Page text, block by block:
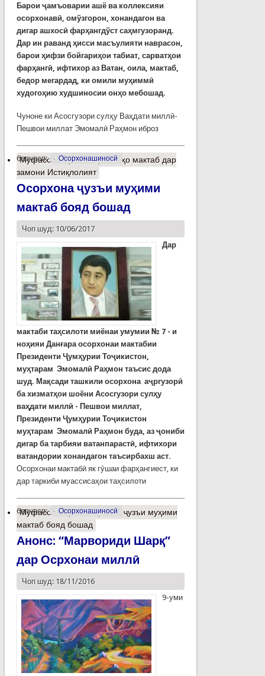
Барои ҷамъоварии ашё ва коллексияи
осорхонавӣ, омўзгорон, хонандагон ва
дигар ашхосӣ фарҳангдўст саҳмгузоранд.
Дар ин раванд ҳисси масъулияти наврасон,
барои ҳифзи бойгариҳои табиат, сарватҳои
фарҳангӣ, ифтихор аз Ватан, оила, мактаб,
бедор мегардад, ки омили муҳиммӣ
худогоҳию худшиносии онҳо мебошад.
Чуноне ки Асосгузори сулҳу Ваҳдати миллӣ-
Пешвои миллат Эмомалӣ Раҳмон иброз
барчасп: Осорхонашиносӣ
Муфассалтаро Осорхонаҳо мактаб дар
замони Истиқлолият
Осорхона ҷузъи муҳими
мактаб бояд бошад
Чоп шуд: 10/06/2017
Дар
мактаби таҳсилоти миёнаи умумии № 7 - и
ноҳияи Данғара осорхонаи мактабии
Президенти Ҷумҳурии Тоҷикистон,
муҳтарам Эмомалӣ Раҳмон таъсис дода
шуд. Мақсади ташкили осорхона аҷргузорӣ
ба хизматҳои шоёни Асосгузори сулҳу
ваҳдати миллӣ - Пешвои миллат,
Президенти Ҷумҳурии Тоҷикистон
муҳтарам Эмомалӣ Раҳмон буда, азҷониби
дигар ба тарбияи ватанпарастӣ, ифтихори
ватандории хонандагон таъсирбахш аст.
Осорхонаи мактабӣ як гӯшаи фарҳангиест, ки
дар таркиби муассисаҳои таҳсилоти
барчасп: Осорхонашиносӣ
Муфассалтаро Осорхона ҷузъи муҳими
мактаб бояд бошад
Анонс: “Марвориди Шарқ”
дар Осрхонаи миллӣ
Чоп шуд: 18/11/2016
9-уми